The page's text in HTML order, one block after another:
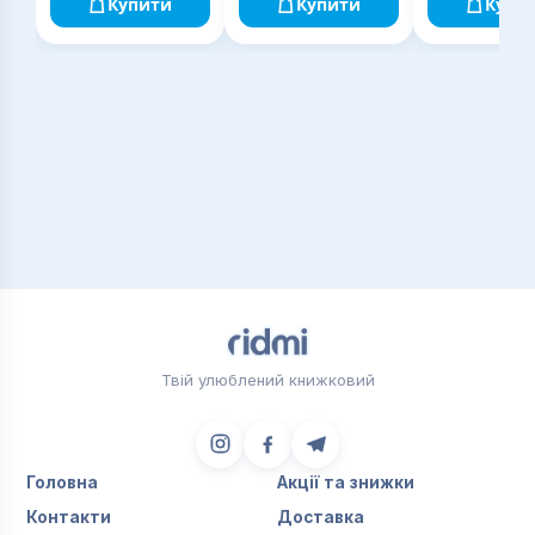
Твій улюблений книжковий
Головна
Акції та знижки
Контакти
Доставка